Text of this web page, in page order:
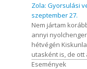
Zola: Gyorsulási
szeptember 27.
Nem jártam
annyi
hétvégén
utasként is, de ott
Események